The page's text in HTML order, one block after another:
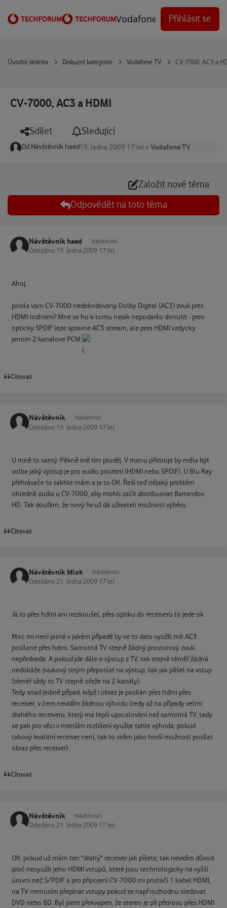
Vodafone Techforum
Přihlásit se
Úvodní stránka Diskuzní kategorie Vodafone TV CV-7000, AC3 a
CV-7000, AC3 a HDMI
Sdílet Sledující
Od Návštěvník haed19. ledna 2009 17 let vVodafone TV
Založit nové téma
Odpovědět na toto téma
Návštěvník haed Návštěvníci
Odesláno 19. ledna 2009 17 let
Ahoj,
posila vam CV-7000 nedekodovany Dolby Digital (AC3) zvuk pres
HDMI rozhrani? Mne se ho k tomu nejak nepodarilo donutit - pres
opticky SPDIF leze spravne AC3 stream, ale pres HDMI vzdycky
jenom 2 kanalove PCM
Citovat
Návštěvník Návštěvníci
Odesláno 19. ledna 2009 17 let
U mně to samý. Pěkně mě tím pruděj. V menu přístroje by měla být
volba jaký výstup je pro audio prioritní (HDMI nebo SPDIF). U Blu Ray
přehrávače to takhle mám a je to OK. Řeší teď nějaký problém
ohledně audia u CV-7000, aby mohli začít distribuovat Barrandov
HD. Tak doufám, že nový fw už dá uživateli možnost výběru.
Citovat
Návštěvník Mlok Návštěvníci
Odesláno 21. ledna 2009 17 let
Já to přes hdmi ani nezkoušel, přes optiku do receiveru to jede ok.
Moc mi není jasné v jakém případě by se to dalo využít mít AC3
posílané přes hdmi. Samotná TV stejně žádný prostorový zvuk
nepředvede. A pokud jde dále o výstup z TV, tak stejně téměř žádná
nedokáže zvukový strým přeposlat na výstup, tak jak přišel na vstup
(téměř vždy to TV stejně ořeže na 2 kanály).
Tedy snad jedině případ, když i obraz je posílán přes hdmi přes
receiver, v čem nevidím žádnou výhodu (tedy až na případy velmi
drahého receiveru, který má lepší upscalování než samotná TV, tady
se pak pro věci v menším rozlišení využije tahle výhoda; pokud
takový kvalitní receiver není, tak to vidím jako horší možnost posílat
obraz přes receiver).
Citovat
Návštěvník Návštěvníci
Odesláno 21. ledna 2009 17 let
OK, pokud už mám ten "drahý" receiver jak píšete, tak nevidím důvod
proč nevyužít jeho HDMI vstupů, které jsou technologicky na vyšší
úrovni než S/PDIF a pro připojení CV-7000 mi postačí 1 kabel HDMI,
na TV nemusím přepínat vstupy pokud se např rozhodnu sledovat
DVD nebo BD. Byl jsem překvapen, že stereo je při přenosu přes HDMI